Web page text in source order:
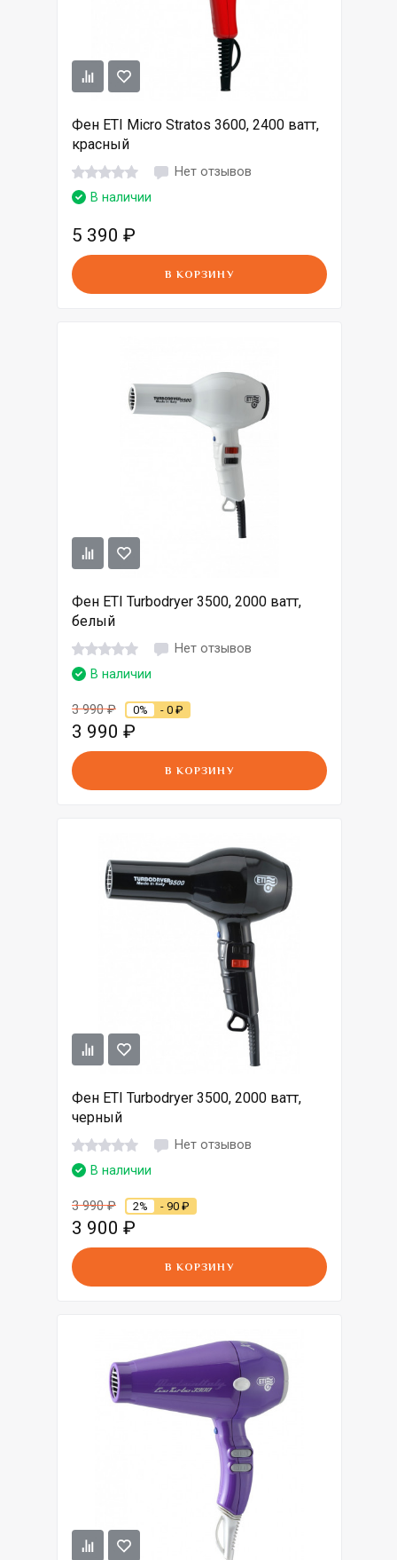
Фен ETI Micro Stratos 3600, 2400 ватт,
красный
Нет отзывов
В наличии
5 390 ₽
В КОРЗИНУ
Фен ETI Turbodryer 3500, 2000 ватт,
белый
Нет отзывов
В наличии
3 990₽ 0% - 0 ₽
3 990 ₽
В КОРЗИНУ
Фен ETI Turbodryer 3500, 2000 ватт,
черный
Нет отзывов
В наличии
3 990₽ 2% - 90 ₽
3 900 ₽
В КОРЗИНУ